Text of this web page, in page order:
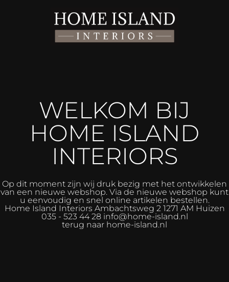
WELKOM BIJ
HOME ISLAND
INTERIORS
Op dit moment zijn wij druk bezig met het ontwikkelen
van een nieuwe webshop. Via de nieuwe webshop kunt
u eenvoudig en snel online artikelen bestellen.
Home Island Interiors Ambachtsweg 2 1271 AM Huizen
035 - 523 44 28 info@home-island.nl
terug naar home-island.nl